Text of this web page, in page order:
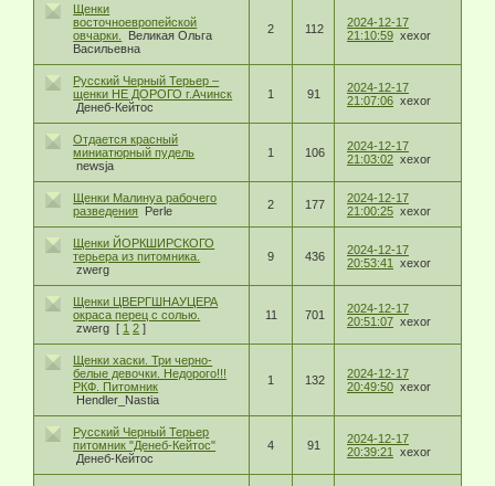
Щенки
восточноевропейской
овчарки.
Великая Ольга
Васильевна
2 112
2024-12-17
21:10:59 xexor
Русский Черный Терьер –
щенки НЕ ДОРОГО г.Ачинск
Денеб-Кейтос
1 91
2024-12-17
21:07:06 xexor
Отдается красный
миниатюрный пудель
newsja
1 106
2024-12-17
21:03:02 xexor
Щенки Малинуа рабочего
разведения Perle 2 177
2024-12-17
21:00:25 xexor
Щенки ЙОРКШИРСКОГО
терьера из питомника.
zwerg
9 436
2024-12-17
20:53:41
xexor
Щенки ЦВЕРГШНАУЦЕРА
окраса перец с солью.
zwerg [ 1 2 ]
11 701
2024-12-17
20:51:07 xexor
Щенки хаски. Три черно-
белые девочки. Недорого!!!
РКФ. Питомник
Hendler_Nastia
1 132
2024-12-17
20:49:50 xexor
Русский Черный Терьер
питомник "Денеб-Кейтос"
Денеб-Кейтос
4 91
2024-12-17
20:39:21
xexor